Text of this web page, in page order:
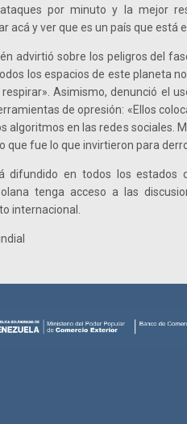
por minuto y la mejor
acá y ver que es un país que está
advirtió sobre los peligros del
los espacios de este planeta
Asimismo, denunció el
de opresión: «Ellos
algoritmos en las redes sociales.
que fue lo que invirtieron para
difundido en todos los estados
tenga acceso a las
internacional.